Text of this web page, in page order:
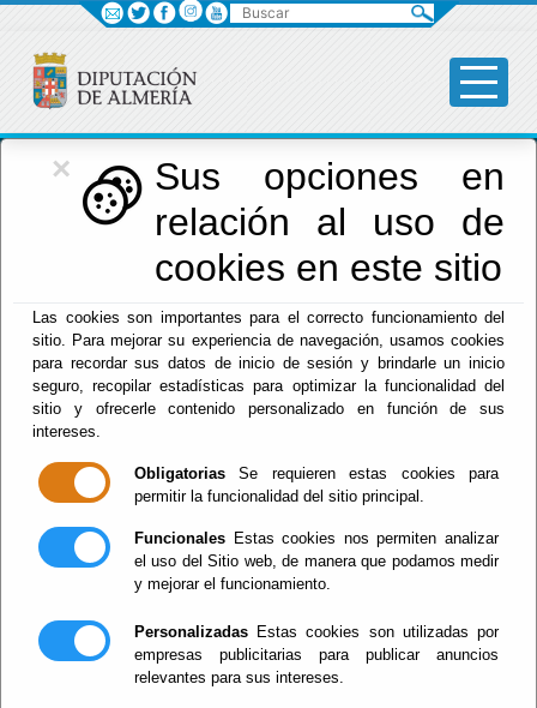
×
Sus opciones en
relación al uso de
cookies en este sitio
Las cookies son importantes para el correcto funcionamiento del
sitio. Para mejorar su experiencia de navegación, usamos cookies
para recordar sus datos de inicio de sesión y brindarle un inicio
seguro, recopilar estadísticas para optimizar la funcionalidad del
sitio y ofrecerle contenido personalizado en función de sus
intereses.
Obligatorias Se requieren estas cookies para
permitir la funcionalidad del sitio principal.
Funcionales Estas cookies nos permiten analizar
el uso del Sitio web, de manera que podamos medir
y mejorar el funcionamiento.
Personalizadas Estas cookies son utilizadas por
empresas publicitarias para publicar anuncios
relevantes para sus intereses.
Deportes
Menú Deportes
Organización y
Funcionamiento
Este proyecto responde a las necesidades
de organización y funcionamiento diario de
la instalación, a través del mismo se
coordina y se hace el seguimiento del
contrato suscrito con la empresa que realiza
las operaciones de manejo de material,
limpieza y mantenimiento de la instalación,
Buscar